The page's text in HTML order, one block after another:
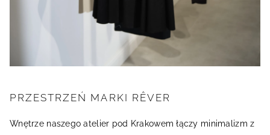
PRZESTRZEŃ MARKI RÊVER
Wnętrze naszego atelier pod Krakowem łączy minimalizm z